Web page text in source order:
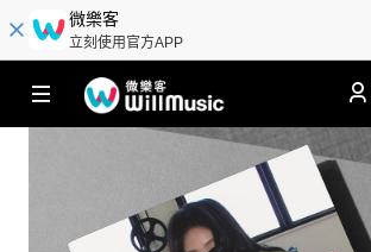
微樂客
立刻使用官方APP